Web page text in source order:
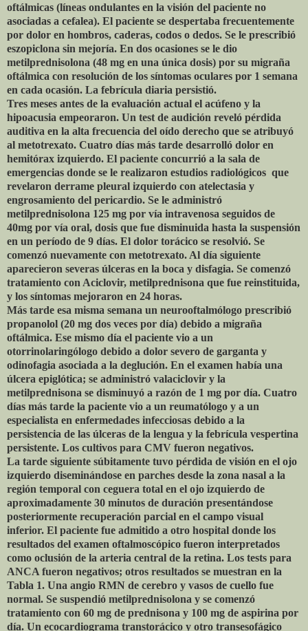
oftálmicas (líneas ondulantes en la visión del paciente no
asociadas a cefalea). El paciente se despertaba frecuentemente
por dolor en hombros, caderas, codos o dedos. Se le prescribió
eszopiclona sin mejoría. En dos ocasiones se le dio
metilprednisolona (48 mg en una única dosis) por su migraña
oftálmica con resolución de los síntomas oculares por 1 semana
en cada ocasión. La febrícula diaria persistió.
Tres meses antes de la evaluación actual el acúfeno y la
hipoacusia empeoraron. Un test de audición reveló pérdida
auditiva en la alta frecuencia del oído derecho que se atribuyó
al metotrexato. Cuatro días más tarde desarrolló dolor en
hemitórax izquierdo. El paciente concurrió a la sala de
emergencias donde se le realizaron estudios radiológicos que
revelaron derrame pleural izquierdo con atelectasia y
engrosamiento del pericardio. Se le administró
metilprednisolona 125 mg por vía intravenosa seguidos de
40mg por vía oral, dosis que fue disminuida hasta la suspensión
en un período de 9 días. El dolor torácico se resolvió. Se
comenzó nuevamente con metotrexato. Al día siguiente
aparecieron severas úlceras en la boca y disfagia. Se comenzó
tratamiento con Aciclovir, metilprednisona que fue reinstituida,
y los síntomas mejoraron en 24 horas.
Más tarde esa misma semana un neurooftalmólogo prescribió
propanolol (20 mg dos veces por día) debido a migraña
oftálmica. Ese mismo día el paciente vio a un
otorrinolaringólogo debido a dolor severo de garganta y
odinofagia asociada a la deglución. En el examen había una
úlcera epiglótica; se administró valaciclovir y la
metilprednisona se disminuyó a razón de 1 mg por día. Cuatro
días más tarde la paciente vio a un reumatólogo y a un
especialista en enfermedades infecciosas debido a la
persistencia de las úlceras de la lengua y la febrícula vespertina
persistente. Los cultivos para CMV fueron negativos.
La tarde siguiente súbitamente tuvo pérdida de visión en el ojo
izquierdo diseminándose en parches desde la zona nasal a la
región temporal con ceguera total en el ojo izquierdo de
aproximadamente 30 minutos de duración presentándose
posteriormente recuperación parcial en el campo visual
inferior. El paciente fue admitido a otro hospital donde los
resultados del examen oftalmoscópico fueron interpretados
como oclusión de la arteria central de la retina. Los tests para
ANCA fueron negativos; otros resultados se muestran en la
Tabla 1. Una angio RMN de cerebro y vasos de cuello fue
normal. Se suspendió metilprednisolona y se comenzó
tratamiento con 60 mg de prednisona y 100 mg de aspirina por
día. Un ecocardiograma transtorácico y otro transesofágico